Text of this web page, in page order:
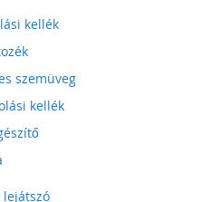
kellék
szemüveg
kellék
lejátszó